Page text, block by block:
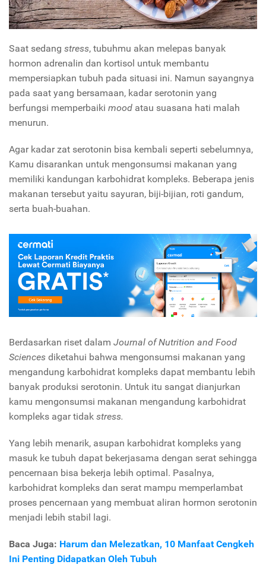
Saat sedang stress, tubuhmu akan melepas banyak
hormon adrenalin dan kortisol untuk membantu
mempersiapkan tubuh pada situasi ini. Namun sayangnya
pada saat yang bersamaan, kadar serotonin yang
berfungsi memperbaiki mood atau suasana hati malah
menurun.
Agar kadar zat serotonin bisa kembali seperti sebelumnya,
Kamu disarankan untuk mengonsumsi makanan yang
memiliki kandungan karbohidrat kompleks. Beberapa jenis
makanan tersebut yaitu sayuran, biji-bijian, roti gandum,
serta buah-buahan.
Berdasarkan riset dalam Journal of Nutrition and Food
Sciences diketahui bahwa mengonsumsi makanan yang
mengandung karbohidrat kompleks dapat membantu lebih
banyak produksi serotonin. Untuk itu sangat dianjurkan
kamu mengonsumsi makanan mengandung karbohidrat
kompleks agar tidak stress.
Yang lebih menarik, asupan karbohidrat kompleks yang
masuk ke tubuh dapat bekerjasama dengan serat sehingga
pencernaan bisa bekerja lebih optimal. Pasalnya,
karbohidrat kompleks dan serat mampu memperlambat
proses pencernaan yang membuat aliran hormon serotonin
menjadi lebih stabil lagi.
Baca Juga: Harum dan Melezatkan, 10 Manfaat Cengkeh
Ini Penting Didapatkan Oleh Tubuh